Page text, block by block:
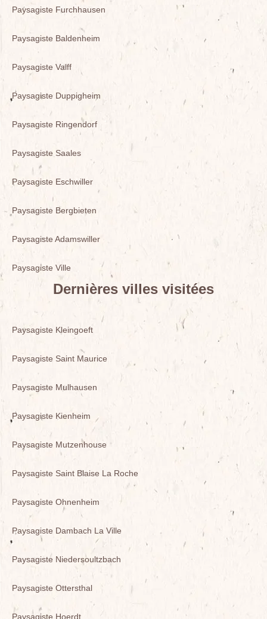
Paysagiste Furchhausen
Paysagiste Baldenheim
Paysagiste Valff
Paysagiste Duppigheim
Paysagiste Ringendorf
Paysagiste Saales
Paysagiste Eschwiller
Paysagiste Bergbieten
Paysagiste Adamswiller
Paysagiste Ville
Dernières villes visitées
Paysagiste Kleingoeft
Paysagiste Saint Maurice
Paysagiste Mulhausen
Paysagiste Kienheim
Paysagiste Mutzenhouse
Paysagiste Saint Blaise La Roche
Paysagiste Ohnenheim
Paysagiste Dambach La Ville
Paysagiste Niedersoultzbach
Paysagiste Ottersthal
Paysagiste Hoerdt